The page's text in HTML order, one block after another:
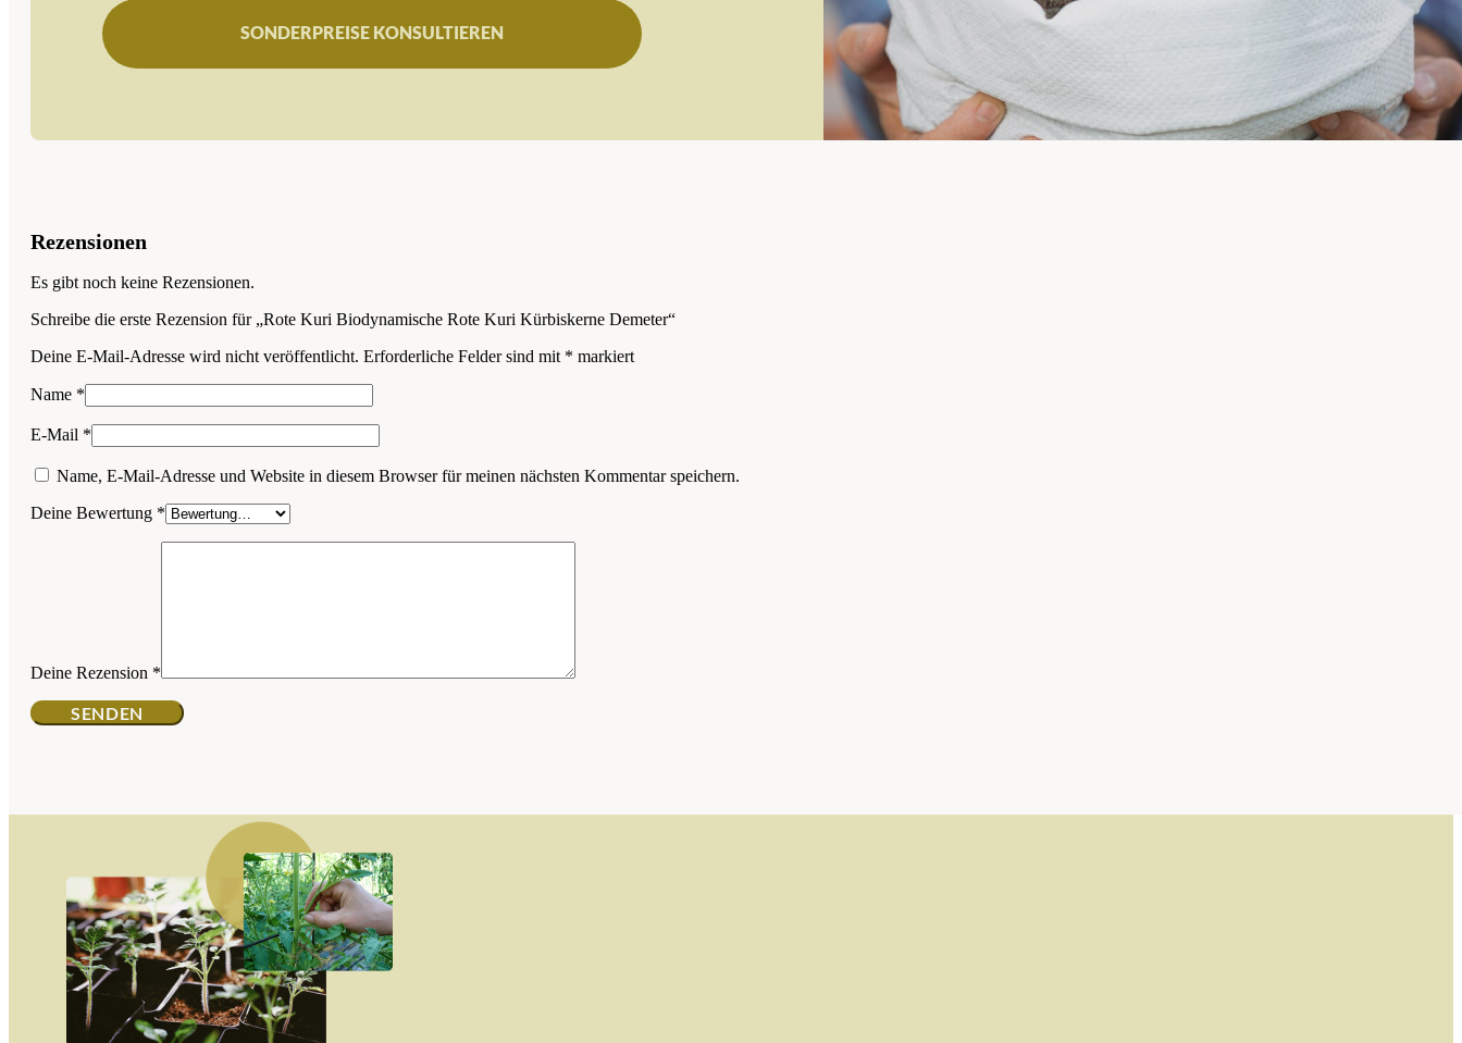
SONDERPREISE KONSULTIEREN
Rezensionen
Es gibt noch keine Rezensionen.
Schreibe die erste Rezension für „Rote Kuri Biodynamische Rote Kuri Kürbiskerne Demeter“
Deine E-Mail-Adresse wird nicht veröffentlicht. Erforderliche Felder sind mit * markiert
Name *
E-Mail *
Name, E-Mail-Adresse und Website in diesem Browser für meinen nächsten Kommentar speichern.
Deine Bewertung *
Deine Rezension *